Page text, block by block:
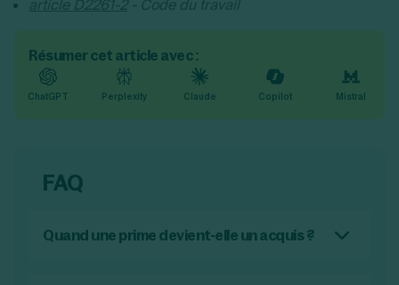
article D2261-2- Code du travail
Résumer cet article avec :
ChatGPT Perplexity Claude Copilot Mistral
FAQ
Quand une prime devient-elle un acquis ?